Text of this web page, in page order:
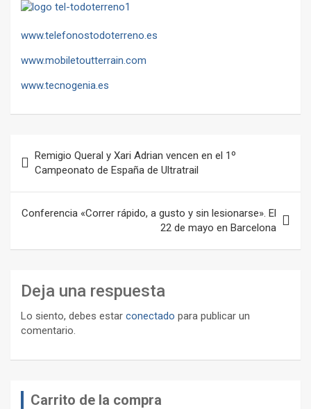
www.telefonostodoterreno.es
www.mobiletoutterrain.com
www.tecnogenia.es
de
entradas
Remigio Queral y Xari Adrian vencen en el 1º
Campeonato de España de Ultratrail
Conferencia «Correr rápido, a gusto y sin lesionarse». El
22 de mayo en Barcelona
Deja una respuesta
Lo siento, debes estar conectado para publicar un
comentario.
Carrito de la compra